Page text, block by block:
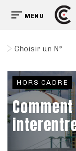
MENU
Choisir un N°
HORS CADRE